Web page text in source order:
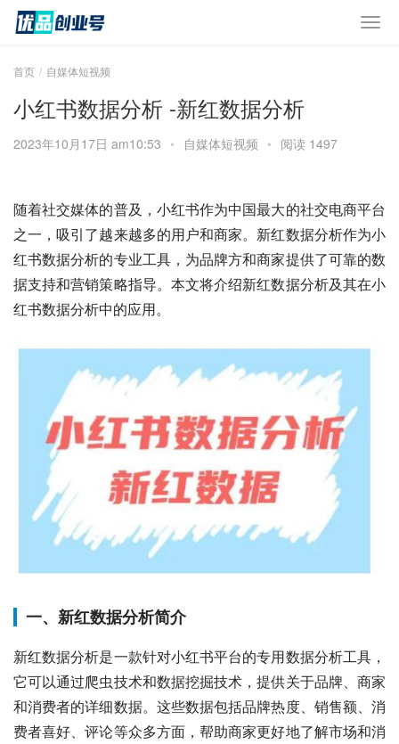
首页 自媒体短视频
小红书数据分析 -新红数据分析
2023年10月17日 am10:53 • 自媒体短视频 • 阅读 1497
随着社交媒体的普及，小红书作为中国最大的社交电商平台
之一，吸引了越来越多的用户和商家。新红数据分析作为小
红书数据分析的专业工具，为品牌方和商家提供了可靠的数
据支持和营销策略指导。本文将介绍新红数据分析及其在小
红书数据分析中的应用。
一、新红数据分析简介
新红数据分析是一款针对小红书平台的专用数据分析工具，
它可以通过爬虫技术和数据挖掘技术，提供关于品牌、商家
和消费者的详细数据。这些数据包括品牌热度、销售额、消
费者喜好、评论等众多方面，帮助商家更好地了解市场和消